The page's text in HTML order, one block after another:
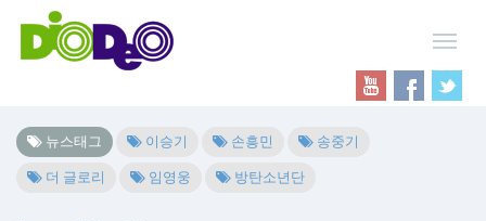
뉴스태그 이승기 손흥민
송중기
더 글로리
임영웅 방탄소년단